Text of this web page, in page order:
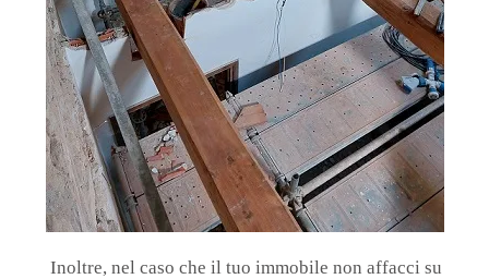
Inoltre, nel caso che il tuo immobile non affacci su